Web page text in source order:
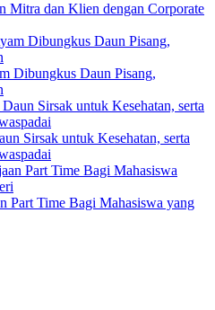
Mitra dan Klien dengan Corporate
Dibungkus Daun Pisang,
Sirsak untuk Kesehatan, serta
Part Time Bagi Mahasiswa yang